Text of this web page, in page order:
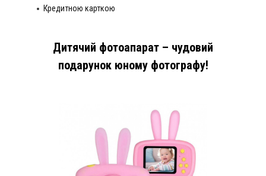
Кредитною карткою
Дитячий фотоапарат – чудовий
подарунок юному фотографу!